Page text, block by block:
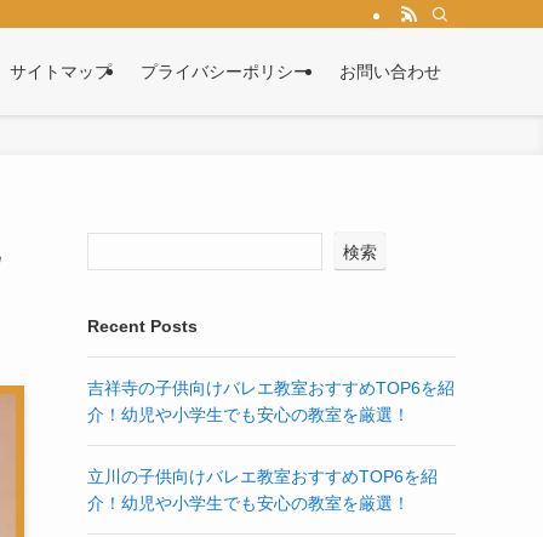
サイトマップ プライバシーポリシー お問い合わせ
検索
Recent Posts
吉祥寺の子供向けバレエ教室おすすめTOP6を紹
介！幼児や小学生でも安心の教室を厳選！
立川の子供向けバレエ教室おすすめTOP6を紹
介！幼児や小学生でも安心の教室を厳選！